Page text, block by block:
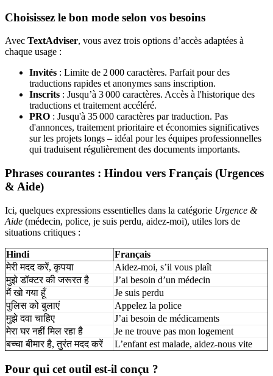
Choisissez le bon mode selon vos besoins
Avec TextAdviser, vous avez trois options d’accès adaptées à
chaque usage :
Invités : Limite de 2 000 caractères. Parfait pour des
traductions rapides et anonymes sans inscription.
Inscrits : Jusqu’à 3 000 caractères. Accès à l'historique des
traductions et traitement accéléré.
PRO : Jusqu'à 35 000 caractères par traduction. Pas
d'annonces, traitement prioritaire et économies significatives
sur les projets longs – idéal pour les équipes professionnelles
qui traduisent régulièrement des documents importants.
Phrases courantes : Hindou vers Français (Urgences
& Aide)
Ici, quelques expressions essentielles dans la catégorie Urgence &
Aide (médecin, police, je suis perdu, aidez-moi), utiles lors de
situations critiques :
Hindi
Français
मेरी मदद करें, कृपया
Aidez-moi, s’il vous plaît
मुझे डॉक्टर की जरूरत है
J’ai besoin d’un médecin
मैं खो गया हूँ
Je suis perdu
पुलिस को बुलाएं
Appelez la police
मुझे दवा चाहिए
J’ai besoin de médicaments
मेरा घर नहीं मिल रहा है
Je ne trouve pas mon logement
बच्चा बीमार है, तुरंत मदद करें
L’enfant est malade, aidez-nous vite
Pour qui cet outil est-il conçu ?